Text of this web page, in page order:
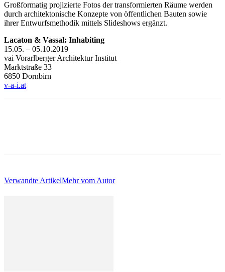
Großformatig projizierte Fotos der transformierten Räume werden
durch architektonische Konzepte von öffentlichen Bauten sowie
ihrer Entwurfsmethodik mittels Slideshows ergänzt.
Lacaton & Vassal: Inhabiting
15.05. – 05.10.2019
vai Vorarlberger Architektur Institut
Marktstraße 33
6850 Dornbirn
v-a-i.at
Verwandte ArtikelMehr vom Autor